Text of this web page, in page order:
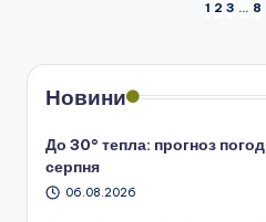
записів
1 2 3 … 8
Новини
До 30° тепла: прогноз
серпня
06.08.2026